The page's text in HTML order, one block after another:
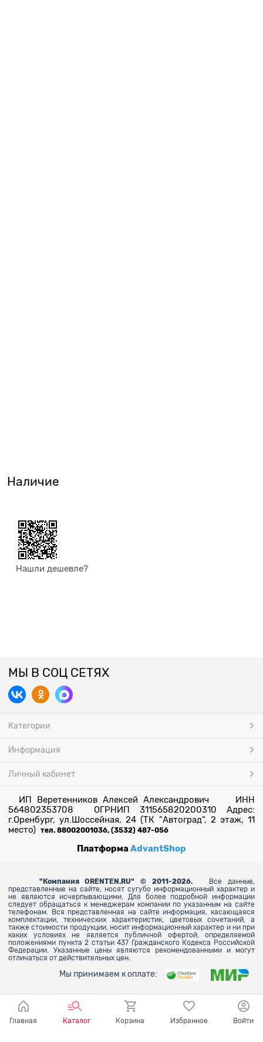
Наличие
Нашли дешевле?
МЫ В СОЦ СЕТЯХ
Категории
Информация
Личный кабинет
ИП Веретенников Алексей Александрович ИНН
564802353708 ОГРНИП 311565820200310 Адрес:
г.Оренбург, ул.Шоссейная, 24 (ТК "Автоград", 2 этаж, 11
место) тел. 88002001036, (3532) 487-056
ПлатформаAdvantShop
" Компания ORENTEN.RU" © 2011-2026.
Все данные,
представленные на сайте, носят сугубо информационный характер и
не являются исчерпывающими. Для более подробной информации
следует обращаться к менеджерам компании по указанным на сайте
телефонам. Вся представленная на сайте информация, касающаяся
комплектации, технических характеристик, цветовых сочетаний, а
также стоимости продукции, носит информационный характер и ни при
каких условиях не является публичной офертой, определяемой
положениями пункта 2 статьи 437 Гражданского Кодекса Российской
Федерации. Указанные цены являются рекомендованными и могут
отличаться от действительных цен.
Мы принимаем к оплате:
Главная Каталог Корзина Избранное Войти